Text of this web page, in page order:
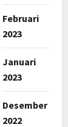
Februari
2023
Januari
2023
Desember
2022